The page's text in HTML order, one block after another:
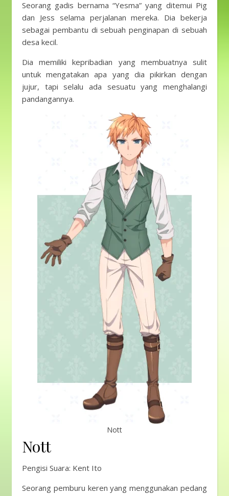
Seorang gadis bernama “Yesma” yang ditemui Pig
dan Jess selama perjalanan mereka. Dia bekerja
sebagai pembantu di sebuah penginapan di sebuah
desa kecil.
Dia memiliki kepribadian yang membuatnya sulit
untuk mengatakan apa yang dia pikirkan dengan
jujur, tapi selalu ada sesuatu yang menghalangi
pandangannya.
Nott
Nott
Pengisi Suara: Kent Ito
Seorang pemburu keren yang menggunakan pedang